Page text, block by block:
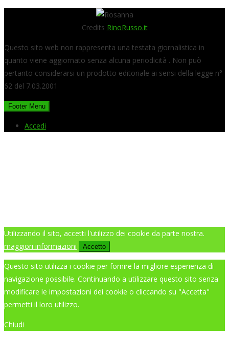
Credits RinoRusso.it
Questo sito web non rappresenta una testata giornalistica in
quanto viene aggiornato senza alcuna periodicità . Non può
pertanto considerarsi un prodotto editoriale ai sensi della legge n°
62 del 7.03.2001
Footer Menu
Accedi
Utilizzando il sito, accetti l'utilizzo dei cookie da parte nostra.
maggiori informazioni
Accetto
Questo sito utilizza i cookie per fornire la migliore esperienza di
navigazione possibile. Continuando a utilizzare questo sito senza
modificare le impostazioni dei cookie o cliccando su "Accetta"
permetti il loro utilizzo.
Chiudi